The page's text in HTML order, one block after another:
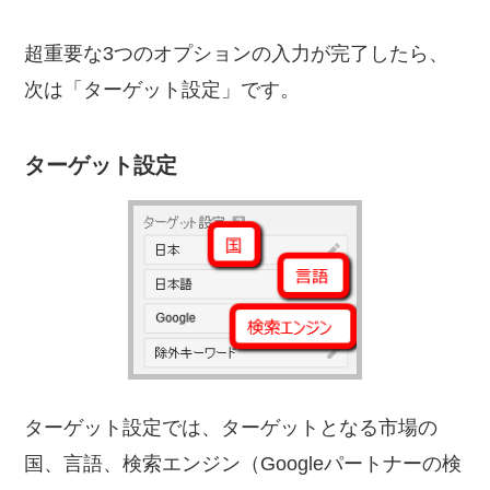
超重要な3つのオプションの入力が完了したら、
次は「ターゲット設定」です。
ターゲット設定
ターゲット設定では、ターゲットとなる市場の
国、言語、検索エンジン（Googleパートナーの検